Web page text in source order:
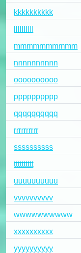
kkkkkkkkkk
mmmmmmmmmm
nnnnnnnnnn
oooooooooo
pppppppppp
qqqqqqqqqq
rrrrrrrrrr
ssssssssss
tttttttttt
uuuuuuuuuu
vvvvvvvvvv
wwwwwwwwww
xxxxxxxxxx
yyyyyyyyyy